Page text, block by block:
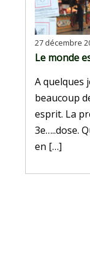
27 décembre
Le monde
A quelques
beaucoup
esprit. La
3e…..dose.
en […]